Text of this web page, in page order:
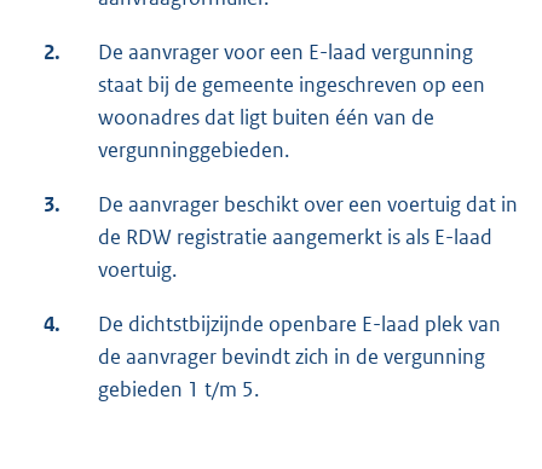
2.
De aanvrager voor een E-laad vergunning
staat bij de gemeente ingeschreven op een
woonadres dat ligt buiten één van de
vergunninggebieden.
3.
De aanvrager beschikt over een voertuig dat in
de RDW registratie aangemerkt is als E-laad
voertuig.
4.
De dichtstbijzijnde openbare E-laad plek van
de aanvrager bevindt zich in de vergunning
gebieden 1 t/m 5.